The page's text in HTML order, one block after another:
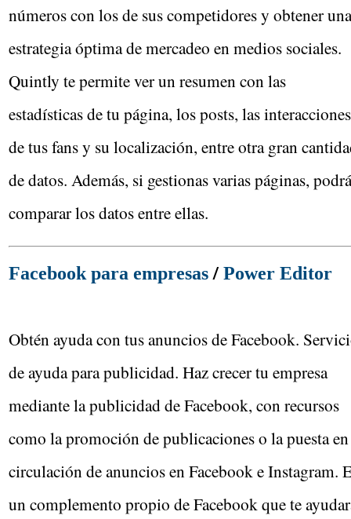
números con los de sus competidores y obtener una
estrategia óptima de mercadeo en medios sociales.
Quintly te permite ver un resumen con las
estadísticas de tu página, los posts, las interacciones
de tus fans y su localización, entre otra gran
de datos. Además, si gestionas varias páginas,
comparar los datos entre ellas.
Facebook para empresas/ Power Editor
Obtén ayuda con tus anuncios de Facebook.
de ayuda para publicidad. Haz crecer tu empresa
mediante la publicidad de Facebook, con recursos
como la promoción de publicaciones o la puesta en
circulación de anuncios en Facebook e Instagram.
un complemento propio de Facebook que te